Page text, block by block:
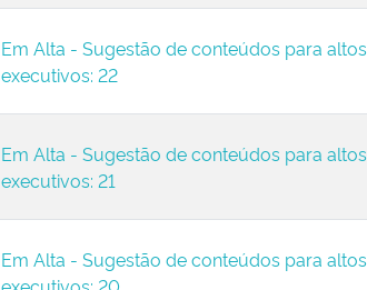
Em Alta - Sugestão de conteúdos para altos
executivos: 22
Em Alta - Sugestão de conteúdos para altos
executivos: 21
Em Alta - Sugestão de conteúdos para altos